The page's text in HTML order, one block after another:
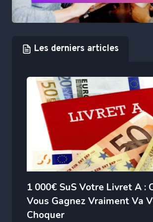
Les derniers articles
1 000€ SuS Votre Livret A :
Vous Gagnez Vraiment Va
Choquer